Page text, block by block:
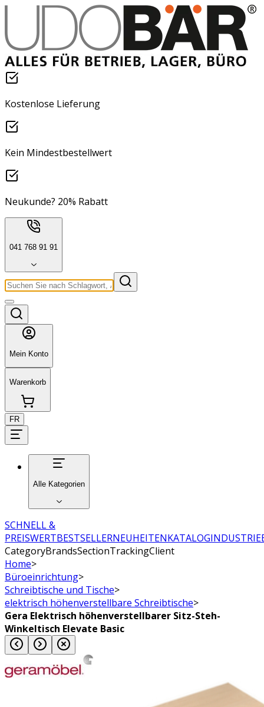
Kostenlose Lieferung
Kein Mindestbestellwert
Neukunde? 20% Rabatt
041 768 91 91
Mein Konto
Warenkorb
FR
Alle Kategorien
SCHNELL &
PREISWERTBESTSELLERNEUHEITENKATALOG
CategoryBrandsSectionTrackingClient
Home>
Büroeinrichtung>
Schreibtische und Tische>
elektrisch höhenverstellbare Schreibtische>
Gera Elektrisch höhenverstellbarer Sitz-Steh-
Winkeltisch Elevate Basic